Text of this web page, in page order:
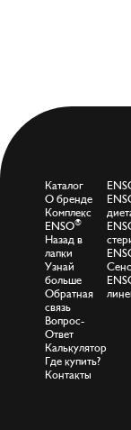
Каталог
О бренде
Комплекс
ENSO®
Назад в
лапки
Узнай
больше
Обратная
связь
Вопрос-
Ответ
Калькулятор
Где купить?
Контакты